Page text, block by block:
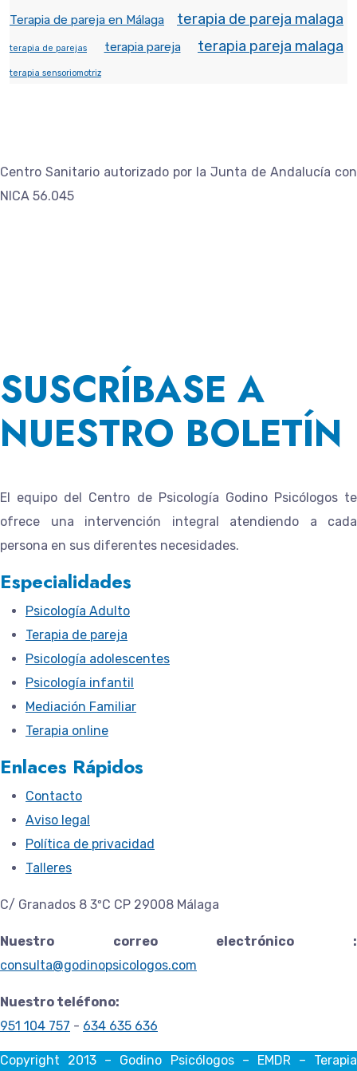
Terapia de pareja en Málaga terapia de pareja malaga
terapia de parejas terapia pareja terapia pareja malaga
terapia sensoriomotriz
Centro Sanitario autorizado por la Junta de Andalucía con
NICA 56.045
SUSCRÍBASE A
NUESTRO BOLETÍN
El equipo del Centro de Psicología Godino Psicólogoste
ofrece una intervención integral atendiendo a cada
persona en sus diferentes necesidades.
Especialidades
Psicología Adulto
Terapia de pareja
Psicología adolescentes
Psicología infantil
Mediación Familiar
Terapia online
Enlaces Rápidos
Contacto
Aviso legal
Política de privacidad
Talleres
C/ Granados 8 3ºC CP 29008 Málaga
Nuestro correo electrónico :
consulta@godinopsicologos.com
Nuestro teléfono:
951 104 757 - 634 635 636
Copyright 2013 – Godino Psicólogos – EMDR – Terapia